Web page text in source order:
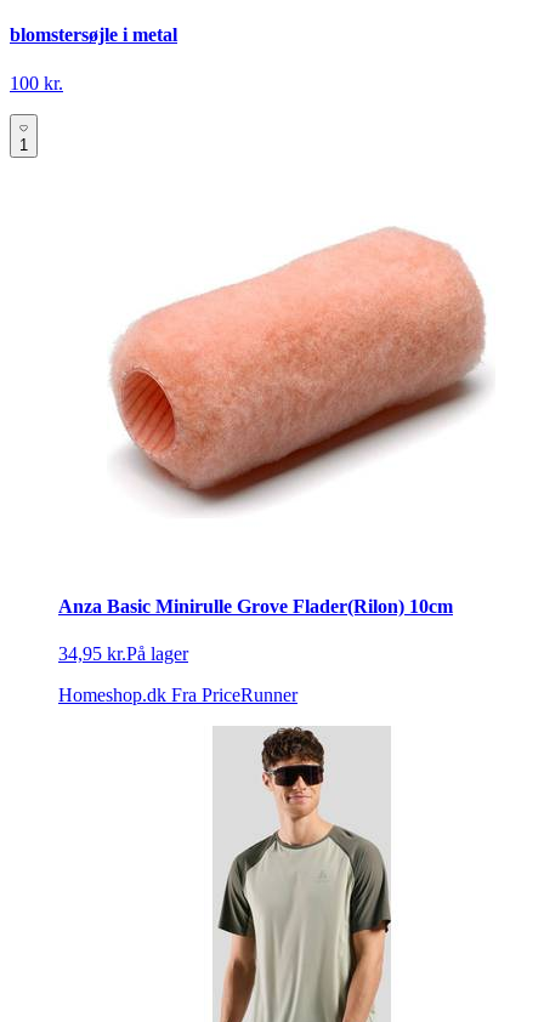
blomstersøjle i metal
100 kr.
1
Anza Basic Minirulle Grove Flader(Rilon) 10cm
34,95 kr.På lager
Homeshop.dk Fra PriceRunner